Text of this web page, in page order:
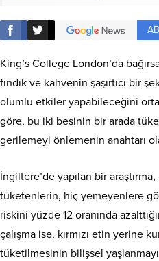
King’s College London’da
fındık ve kahvenin şaşırtıcı bir
olumlu etkiler yapabileceğini
göre, bu iki besinin bir arada
gerilemeyi önlemenin anahtarı
İngiltere’de yapılan bir
tüketenlerin, hiç yemeyenlere
riskini yüzde 12 oranında
çalışma ise, kırmızı etin yerine
tüketilmesinin bilişsel